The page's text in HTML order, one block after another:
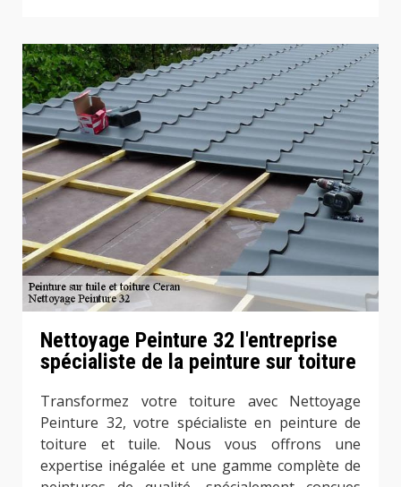
Nettoyage Peinture 32 l'entreprise
spécialiste de la peinture sur toiture
Transformez votre toiture avec Nettoyage
Peinture 32, votre spécialiste en peinture de
toiture et tuile. Nous vous offrons une
expertise inégalée et une gamme complète de